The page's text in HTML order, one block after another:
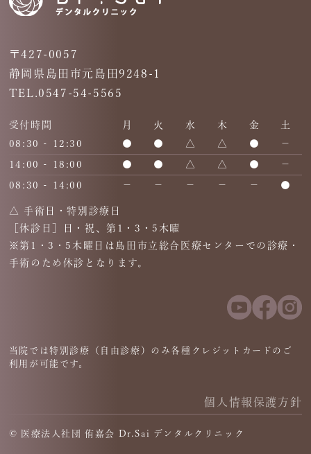
〒427-0057
静岡県島田市元島田9248-1
TEL.0547-54-5565
受付時間 月 火 水 木 金
土
08:30 - 12:30
● ● △ △ ● －
14:00 - 18:00 ● ● △ △ ● －
08:30 - 14:00 － － － － － ●
△ 手術日・特別診療日
［休診日］日・祝、第1・3・5木曜
※第1・3・5木曜日は島田市立総合医療センターでの診療・
手術のため休診となります。
当院では特別診療（自由診療）のみ各種クレジットカードのご
利用が可能です。
個人情報保護方針
© 医療法人社団 侑嘉会 Dr.Sai デンタルクリニック